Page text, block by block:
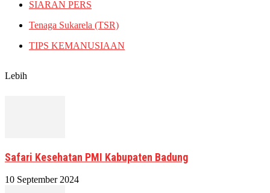
SIARAN PERS
Tenaga Sukarela (TSR)
TIPS KEMANUSIAAN
Lebih
Safari Kesehatan PMI Kabupaten Badung
10 September 2024